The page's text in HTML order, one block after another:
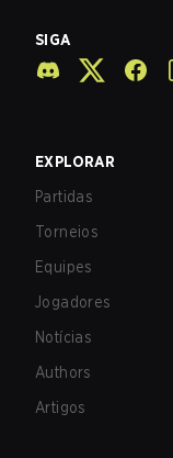
SIGA
EXPLORAR
Partidas
Torneios
Equipes
Jogadores
Notícias
Authors
Artigos